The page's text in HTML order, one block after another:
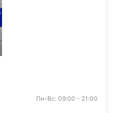
Пн-Вс: 09:00 - 21:00